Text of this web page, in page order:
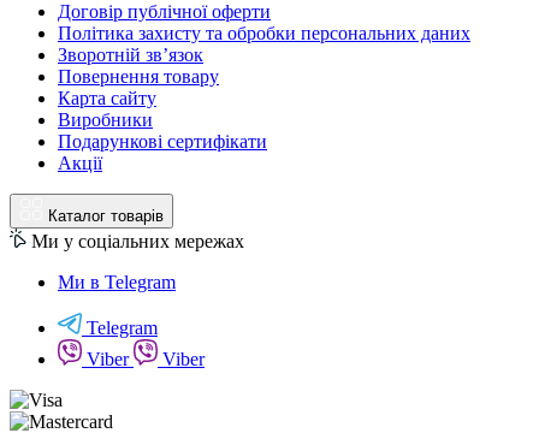
Договір публічної оферти
Політика захисту та обробки персональних даних
Зворотній зв’язок
Повернення товару
Карта сайту
Виробники
Подарункові сертифікати
Акції
Каталог товарів
Ми у соціальних мережах
Ми в Telegram
Telegram
Viber
Viber